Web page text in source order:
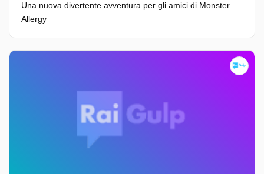
Una nuova divertente avventura per gli amici di Monster
Allergy